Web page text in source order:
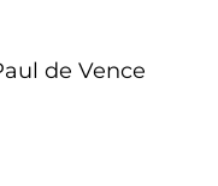
de Vence